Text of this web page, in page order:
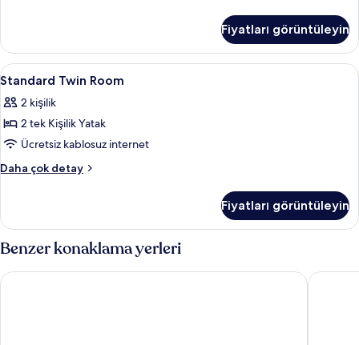
fazla
detay
Fiyatları görüntüleyin
Standard
Twin
Room
için
tüm
fotoğrafları
Odada kasa, ücretsiz kablosuz
4
Standard Twin Room
2 kişilik
2 tek Kişilik Yatak
Ücretsiz kablosuz internet
Daha çok detay
Standard
daha
detay
Fiyatları görüntüleyin
Benzer konaklama yerleri
Tivoli Hotel